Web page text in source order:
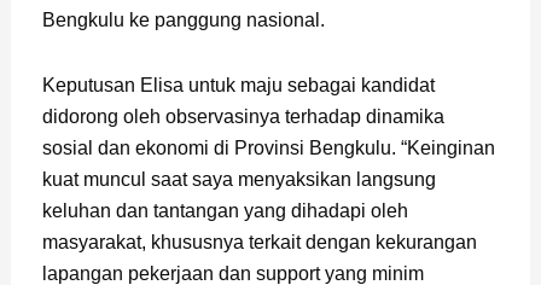
Bengkulu ke panggung nasional.
Keputusan Elisa untuk maju sebagai kandidat
didorong oleh observasinya terhadap dinamika
sosial dan ekonomi di Provinsi Bengkulu. “Keinginan
kuat muncul saat saya menyaksikan langsung
keluhan dan tantangan yang dihadapi oleh
masyarakat, khususnya terkait dengan kekurangan
lapangan pekerjaan dan support yang minim